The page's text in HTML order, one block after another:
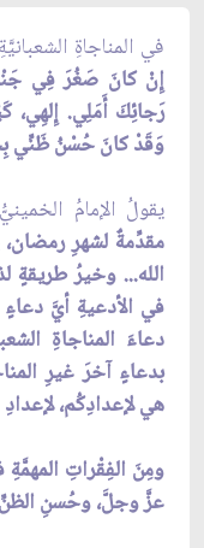
في المناجاةِ
إِنْ كانَ صَغُرَ فِي
رَجائِكَ أَمَلِي. إِلهِي،
وَقَدْ كانَ حُسْنُ ظَنِّي
يقولُ الإمامُ
مقدِّمةٌ لشهرِ
الله... وخيرُ طريقةٍ
في الأدعيةِ أيَّ دعاءٍ
دعاءَ المناجاةِ
بدعاءٍ آخرَ غيرِ
هي لإعدادِكُم،
ومِنَ الفِقْراتِ المهمَّةِ
عزَّ وجلَّ، وحُسنِ